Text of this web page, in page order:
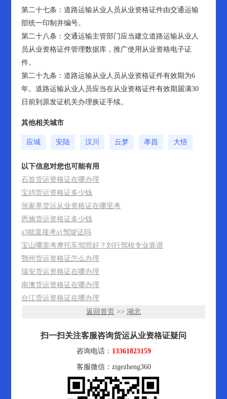
第二十七条：道路运输从业人员从业资格证件由交通运输
部统一印制并编号。
第二十八条：交通运输主管部门应当建立道路运输从业人
员从业资格证件管理数据库，推广使用从业资格电子证
件。
第二十九条：道路运输从业人员从业资格证件有效期为6
年。道路运输从业人员应当在从业资格证件有效期届满30
日前到原发证机关办理换证手续。
其他相关城市
应城 安陆 汉川 云梦 孝昌 大悟
以下信息对您也可能有用
石首货运资格证在哪办理
宝鸡货运资格证多少钱
张家界货运从业资格证在哪里考
恩施货运资格证多少钱
a3能直接考a1驾驶证吗
宝山哪里考摩托车驾照好？刘行驾校专业靠谱
鄂州货运资格证怎么办理
瑞安货运资格证在哪办理
南澳货运资格证在哪办理
台江货运资格证在哪办理
返回首页 >> 湖北
扫一扫关注客服咨询货运从业资格证疑问
咨询电话： 13361823159
客服微信：zigezheng360